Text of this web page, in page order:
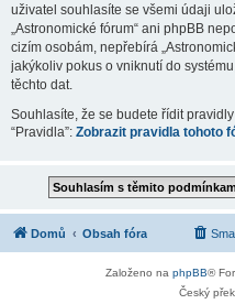
uživatel souhlasíte se všemi údaji
„Astronomické fórum“ ani phpBB
cizím osobám, nepřebírá
jakýkoliv pokus o vniknutí do
těchto dat.
Souhlasíte, že se budete řídit
“Pravidla”: Zobrazit pravidla tohoto
Domů Obsah fóra
Založeno na phpBB®
Český